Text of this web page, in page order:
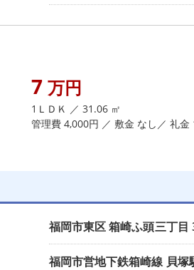
7 万円
1ＬＤＫ ／ 31.06 ㎡
管理費 4,000円 ／ 敷金 なし／ 礼金
福岡市東区箱崎ふ頭三丁目
福岡市営地下鉄箱崎線 貝塚